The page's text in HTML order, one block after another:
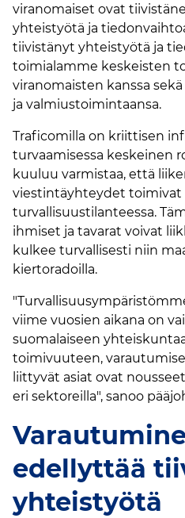
viranomaiset ovat
yhteistyötä ja
tiivistänyt yhteistyötä ja
toimialamme keskeisten
viranomaisten kanssa
ja valmiustoimintaansa.
Traficomilla on kriittisen
turvaamisessa keskeinen
kuuluu varmistaa, että
viestintäyhteydet toimivat
turvallisuustilanteessa.
ihmiset ja tavarat voivat
kulkee turvallisesti niin
kiertoradoilla.
viime vuosien aikana on
suomalaiseen
toimivuuteen,
liittyvät asiat ovat
eri sektoreilla", sanoo
edellyttää
yhteistyötä